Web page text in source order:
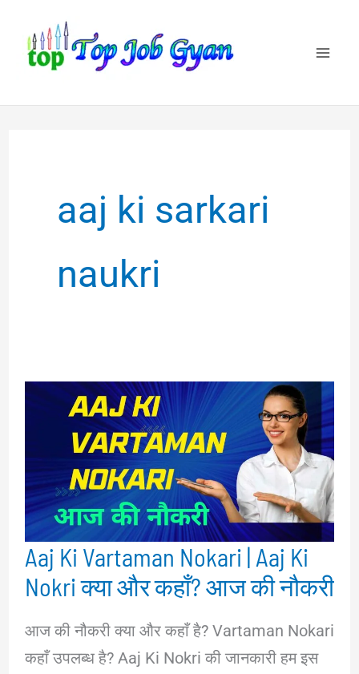
content
aaj ki sarkari
naukri
Aaj Ki Vartaman Nokari | Aaj Ki
Nokri क्या और कहाँ? आज की नौकरी
आज की नौकरी क्या और कहाँ है? Vartaman Nokari
कहाँ उपलब्ध है? Aaj Ki Nokri की जानकारी हम इस